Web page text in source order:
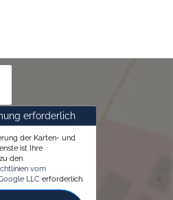
erforderlich
der Karten- und
ist Ihre
den
vom
LLC erforderlich.